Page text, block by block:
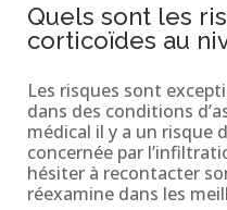
Quels sont les
corticoïdes au
Les risques sont
dans des conditions
médical il y a un risque
concernée par
hésiter à recontacter
réexamine dans les